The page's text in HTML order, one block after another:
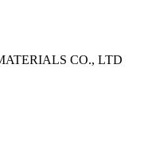
CO., LTD